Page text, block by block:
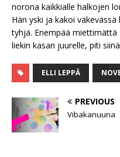
norona kaikkialle halkojen
Hän yski ja kakoi
tyhjä. Enempää miettimättä
liekin kasan juurelle, piti
ELLI LEPPÄ
PREVIOUS
Vibakanuuna